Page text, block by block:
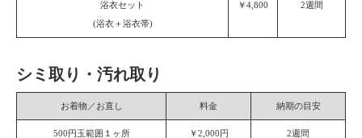
浴衣セット
(浴衣＋浴衣帯)
￥4,800 2週間
シミ取り・汚れ取り
お着物／お直し 料金 納期の目安
500円玉範囲１ヶ所 ￥2,000円 2週間